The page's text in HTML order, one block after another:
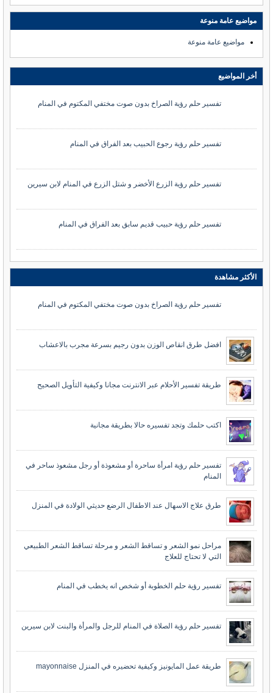
مواضيع عامة منوعة
مواضيع عامة منوعة
أخر المواضيع
تفسير حلم رؤية الصراخ بدون صوت مختفي المكتوم في المنام
تفسير حلم رؤية رجوع الحبيب بعد الفراق في المنام
تفسير حلم رؤية الزرع الأخضر و شتل الزرع في المنام لابن سيرين
تفسير حلم رؤية حبيب قديم سابق بعد الفراق في المنام
الأكثر مشاهدة
تفسير حلم رؤية الصراخ بدون صوت مختفي المكتوم في المنام
افضل طرق انقاص الوزن بدون رجيم بسرعة مجرب بالاعشاب
طريقة تفسير الأحلام عبر الانترنت مجانا وكيفية التأويل الصحيح
اكتب حلمك وتجد تفسيره حالا بطريقة مجانية
تفسير حلم رؤية امرأة ساحرة أو مشعوذة أو رجل مشعوذ ساحر في
المنام
طرق علاج الاسهال عند الاطفال الرضع حديثي الولادة في المنزل
مراحل نمو الشعر و تساقط الشعر و مرحلة تساقط الشعر الطبيعي
التي لا تحتاج للعلاج
تفسير رؤية حلم الخطوبة أو شخص انه يخطب في المنام
تفسير حلم رؤية الصلاة في المنام للرجل والمرأة والبنت لابن سيرين
طريقة عمل المايونيز وكيفية تحضيره في المنزل mayonnaise